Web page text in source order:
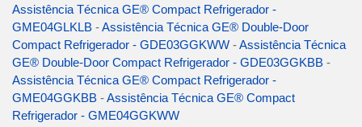
Assistência Técnica GE® Compact Refrigerador -
GME04GLKLB -Assistência Técnica GE® Double-Door
Compact Refrigerador - GDE03GGKWW -Assistência Técnica
GE® Double-Door Compact Refrigerador - GDE03GGKBB -
Assistência Técnica GE® Compact Refrigerador -
GME04GGKBB -Assistência Técnica GE® Compact
Refrigerador - GME04GGKWW